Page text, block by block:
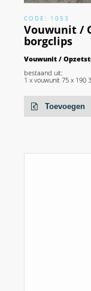
CODE: 1053
Vouwunit /
borgclips
Vouwunit /
bestaand uit;
1 x vouwunit 75 x 190
Toevoegen